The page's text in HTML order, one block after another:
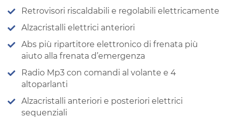
Retrovisori riscaldabili e regolabili elettricamente
Alzacristalli elettrici anteriori
Abs più ripartitore elettronico di frenata più
aiuto alla frenata d’emergenza
Radio Mp3 con comandi al volante e 4
altoparlanti
Alzacristalli anteriori e posteriori elettrici
sequenziali